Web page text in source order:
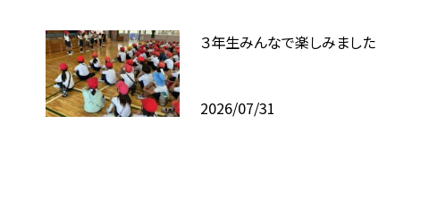
３年生みんなで楽しみました
2026/07/31